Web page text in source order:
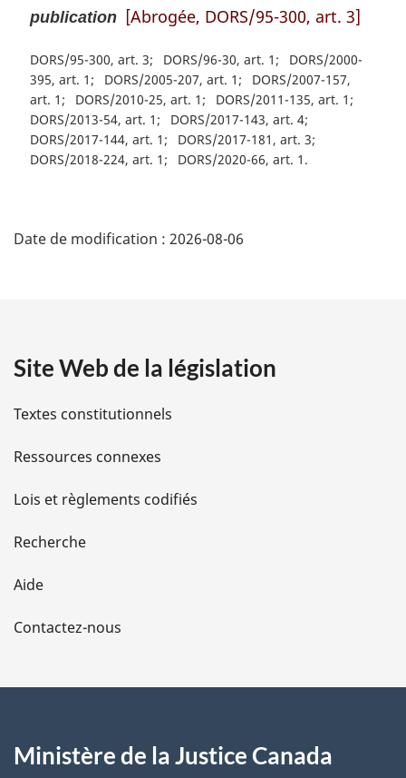
publication [Abrogée, DORS/95-300, art. 3]
DORS/95-300, art. 3 DORS/96-30, art. 1
DORS/2000-
395, art. 1
DORS/2005-207, art. 1
DORS/2007-157,
art. 1
DORS/2010-25, art. 1
DORS/2011-135, art. 1
DORS/2013-54, art. 1
DORS/2017-143, art. 4
DORS/2017-144, art. 1
DORS/2017-181, art. 3
DORS/2018-224, art. 1
DORS/2020-66, art. 1
é
i
l
s
d
e
l
a
e
Date de modification : 2026-08-06
Site Web de la législation
Textes constitutionnels
Ressources connexes
Lois et règlements codifiés
Recherche
Aide
Contactez-nous
Ministère de la Justice Canada